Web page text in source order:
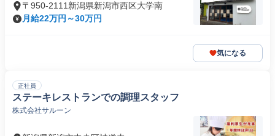
〒950-2111新潟県新潟市西区大学南
月給22万円～30万円
気になる
正社員
ステーキレストランでの調理スタッフ
株式会社サルーン